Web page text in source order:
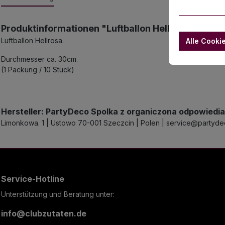
Produktinformationen "Luftballon Hellrosa 23cm,
Luftballon Hellrosa.
Durchmesser ca. 30cm.
(1 Packung / 10 Stück)
Hersteller: PartyDeco Spolka z organiczona
Limonkowa. 1 | Ustowo 70-001 Szeczcin | Polen |
Service-Hotline
Unterstützung und Beratung unter:
info@clubzutaten.de
Alle